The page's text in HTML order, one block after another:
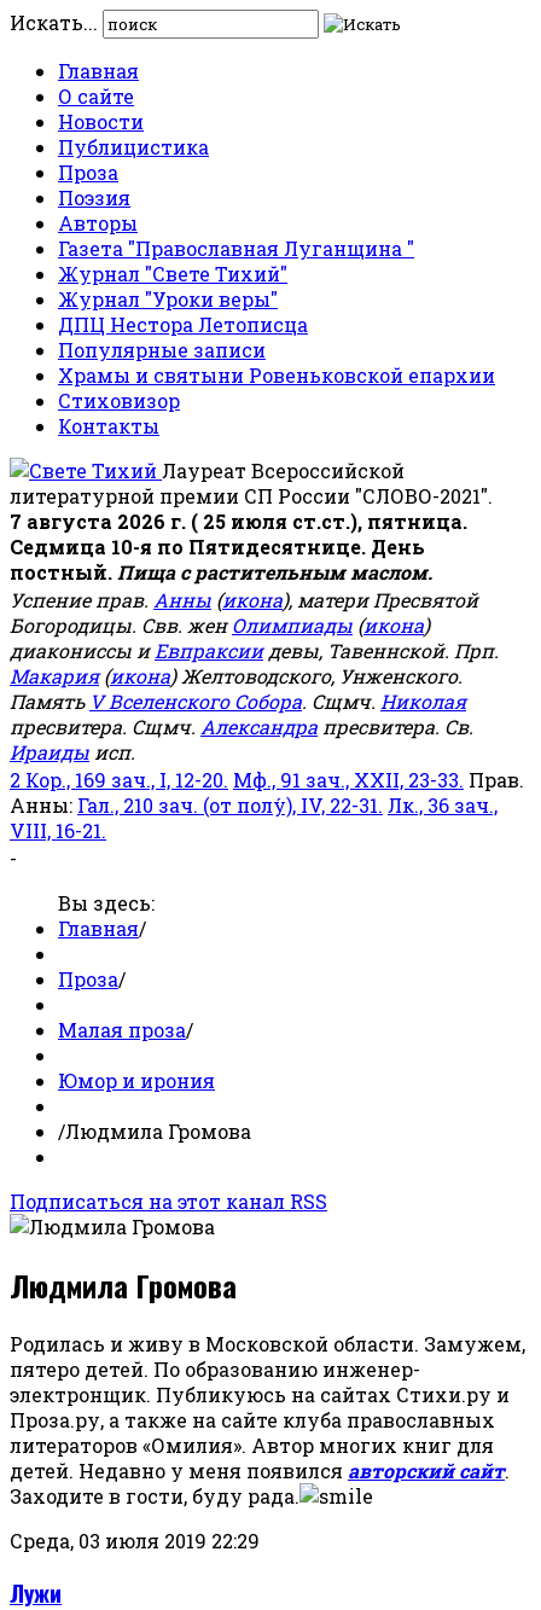
Искать...
Главная
О сайте
Новости
Публицистика
Проза
Поэзия
Авторы
Газета "Православная Луганщина "
Журнал "Свете Тихий"
Журнал "Уроки веры"
ДПЦ Нестора Летописца
Популярные записи
Храмы и святыни Ровеньковской епархии
Стиховизор
Контакты
Лауреат Всероссийской
литературной премии СП России "СЛОВО-2021".
7 августа 2026 г. ( 25 июля ст.ст.), пятница.
Седмица 10-я по Пятидесятнице. День
постный. Пища с растительным маслом.
Успение прав. Анны (икона), матери Пресвятой
Богородицы. Свв. женОлимпиады (икона)
диакониссы иЕвпраксиидевы, Тавеннской. Прп.
Макария(икона) Желтоводского, Унженского.
Память V Вселенского Собора. Сщмч. Николая
пресвитера. Сщмч. Александра пресвитера. Св.
Ираиды исп.
2 Кор., 169 зач., I, 12-20. Мф., 91 зач., XXII, 23-33. Прав.
Анны: Гал., 210 зач. (от полу́), IV, 22-31. Лк., 36 зач.,
VIII, 16-21.
-
Вы здесь:
Главная/
Проза/
Малая проза/
Юмор и ирония
/Людмила Громова
Подписаться на этот канал RSS
Людмила Громова
Родилась и живу в Московской области. Замужем,
пятеро детей. По образованию инженер-
электронщик. Публикуюсь на сайтах Стихи.ру и
Проза.ру, а также на сайте клуба православных
литераторов «Омилия». Автор многих книг для
детей. Недавно у меня появился авторский сайт.
Заходите в гости, буду рада.
Среда, 03 июля 2019 22:29
Лужи